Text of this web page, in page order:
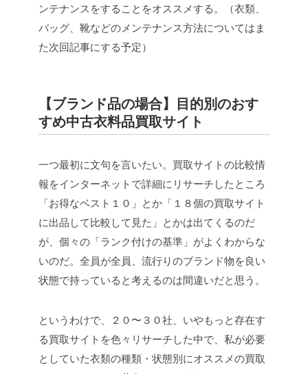
ンテナンスをすることをオススメする。（衣類、
バッグ、靴などのメンテナンス方法についてはま
た次回記事にする予定）
【ブランド品の場合】目的別のおす
すめ中古衣料品買取サイト
一つ最初に文句を言いたい。買取サイトの比較情
報をインターネットで詳細にリサーチしたところ
「お得なベスト１０」とか「１８個の買取サイト
に出品して比較して見た」とかは出てくるのだ
が、個々の「ランク付けの基準」がよくわからな
いのだ。全員が全員、流行りのブランド物を良い
状態で持っていると考えるのは間違いだと思う。
というわけで、２０〜３０社、いやもっと存在す
る買取サイトを色々リサーチした中で、私が必要
としていた衣類の種類・状態別にオススメの買取